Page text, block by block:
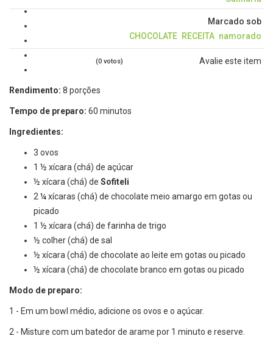
Marcado sob
CHOCOLATE RECEITA namorado
Avalie este item
(0 votos)
Rendimento: 8 porções
Tempo de preparo: 60 minutos
Ingredientes:
3 ovos
1 ½ xícara (chá) de açúcar
½ xícara (chá) de Sofiteli
2 ¼ xícaras (chá) de chocolate meio amargo em gotas ou
picado
1 ½ xícara (chá) de farinha de trigo
½ colher (chá) de sal
½ xícara (chá) de chocolate ao leite em gotas ou picado
½ xícara (chá) de chocolate branco em gotas ou picado
Modo de preparo:
1 - Em um bowl médio, adicione os ovos e o açúcar.
2 - Misture com um batedor de arame por 1 minuto e reserve.